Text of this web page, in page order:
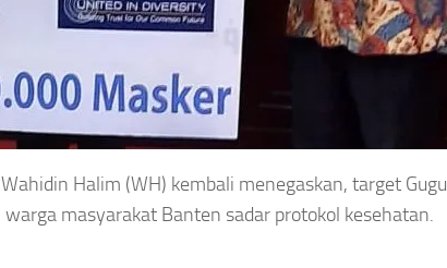
Halim (WH) kembali menegaskan, target
masyarakat Banten sadar protokol kesehatan.